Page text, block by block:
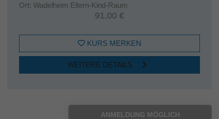
Ort: Wadelheim Eltern-Kind-Raum
91,00 €
KURS MERKEN
WEITERE DETAILS
ANMELDUNG MÖGLICH